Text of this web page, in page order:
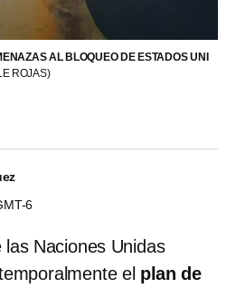
AL BLOQUEO DE ESTADOS UNI
ROJAS)
6
Naciones Unidas
el plan de